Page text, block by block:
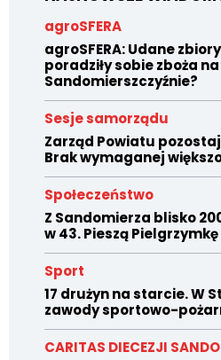
agroSFERA
agroSFERA: Udane
poradziły sobie zboża na
Sandomierszczyźnie?
Sesje samorządu
Zarząd Powiatu
Brak wymaganej
Społeczeństwo
Z Sandomierza blisko
w 43. Pieszą
Sport
17 drużyn na starcie. W
zawody sportowo-
CARITAS DIECEZJI